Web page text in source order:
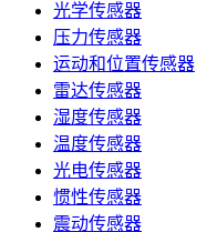
光学传感器
压力传感器
运动和位置传感器
雷达传感器
湿度传感器
温度传感器
光电传感器
惯性传感器
震动传感器